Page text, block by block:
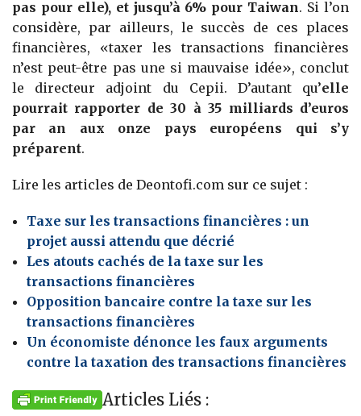
pas pour elle), et jusqu’à 6% pour Taiwan. Si l’on
considère, par ailleurs, le succès de ces places
financières, «taxer les transactions financières
n’est peut-être pas une si mauvaise idée», conclut
le directeur adjoint du Cepii. D’autant qu’elle
pourrait rapporter de 30 à 35 milliards d’euros
par an aux onze pays européens qui s’y
préparent.
Lire les articles de Deontofi.com sur ce sujet :
Taxe sur les transactions financières : un
projet aussi attendu que décrié
Les atouts cachés de la taxe sur les
transactions financières
Opposition bancaire contre la taxe sur les
transactions financières
Un économiste dénonce les faux arguments
contre la taxation des transactions financières
Articles Liés :